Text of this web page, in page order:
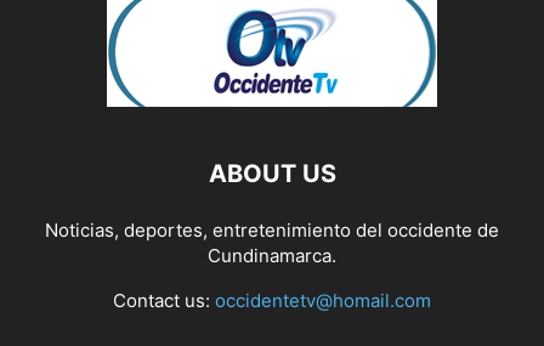
ABOUT US
Noticias, deportes, entretenimiento del occidente de
Cundinamarca.
Contact us: occidentetv@homail.com